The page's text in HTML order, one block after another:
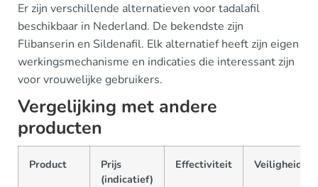
Er zijn verschillende alternatieven voor tadalafil
beschikbaar in Nederland. De bekendste zijn
Flibanserin en Sildenafil. Elk alternatief heeft zijn eigen
werkingsmechanisme en indicaties die interessant zijn
voor vrouwelijke gebruikers.
Vergelijking met andere
producten
Product
Prijs
(indicatief)
Effectiviteit Veiligheid